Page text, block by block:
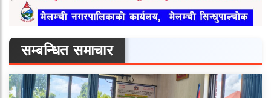
सम्बन्धित समाचार